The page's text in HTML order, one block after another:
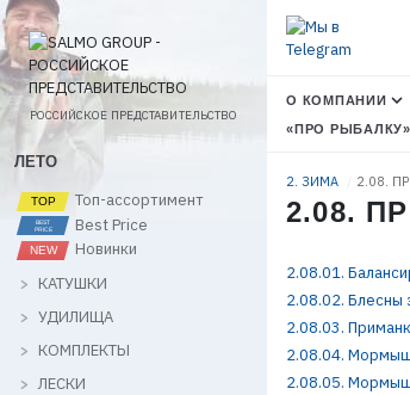
РОССИЙСКОЕ ПРЕДСТАВИТЕЛЬСТВО
ЛЕТО
Топ-ассортимент
Best Price
Новинки
КАТУШКИ
УДИЛИЩА
КОМПЛЕКТЫ
ЛЕСКИ
О КОМПАНИИ
«ПРО РЫБАЛКУ»
2. ЗИМА 2.08.
2.08.
2.08.01.
2.08.02. Блесны
2.08.03.
2.08.04.
2.08.05.